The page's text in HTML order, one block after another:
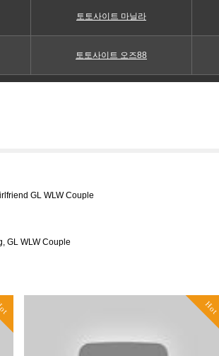
토토사이트 마닐라
토토사이트 오즈88
GL WLW Couple
GL WLW Couple
Hot